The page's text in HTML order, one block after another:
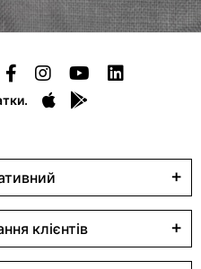
клієнтів